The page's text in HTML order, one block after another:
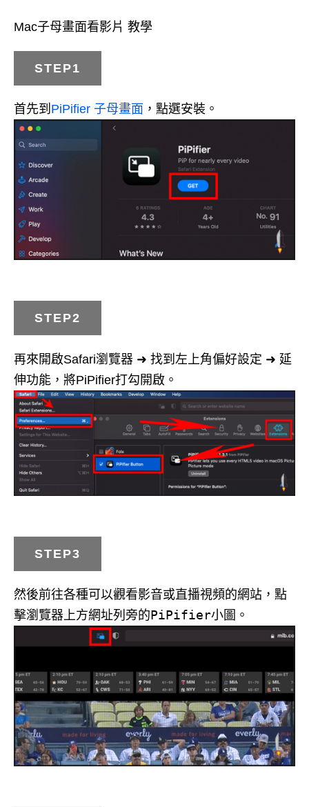
Mac子母畫面看影片 教學
STEP1
首先到 PiPifier 子母畫面 ，點選安裝。
STEP2
再來開啟Safari瀏覽器 ➜ 找到左上角偏好設定 ➜ 延
伸功能 ，將PiPifier打勾開啟。
STEP3
然後前往各種可以觀看影音或直播視頻的網站，點
擊瀏覽器上方網址列旁的PiPifier小圖。